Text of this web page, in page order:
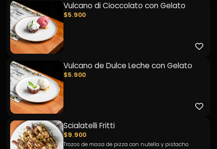
Vulcano di Cioccolato con Gelato
$5.900
Vulcano de Dulce Leche con Gelato
$5.900
Scialatelli Fritti
$9.900
Trozos de masa de pizza con nutella y pistacho